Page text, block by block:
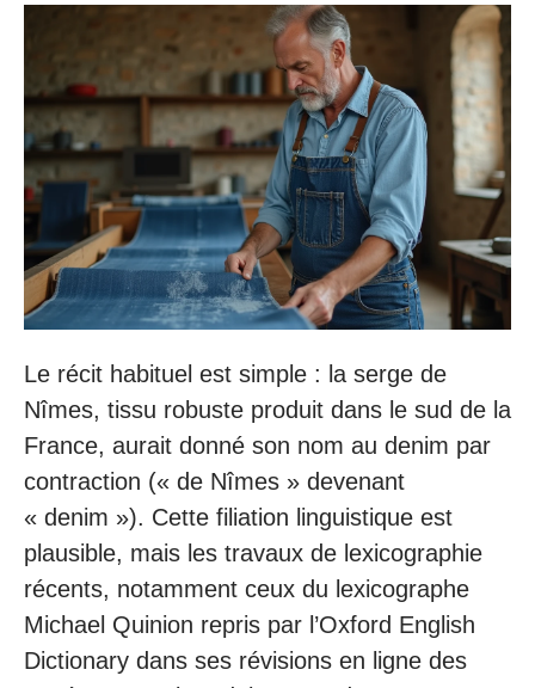
Le récit habituel est simple : la serge de
Nîmes, tissu robuste produit dans le sud de la
France, aurait donné son nom au denim par
contraction (« de Nîmes » devenant
« denim »). Cette filiation linguistique est
plausible, mais les travaux de lexicographie
récents, notamment ceux du lexicographe
Michael Quinion repris par l’Oxford English
Dictionary dans ses révisions en ligne des